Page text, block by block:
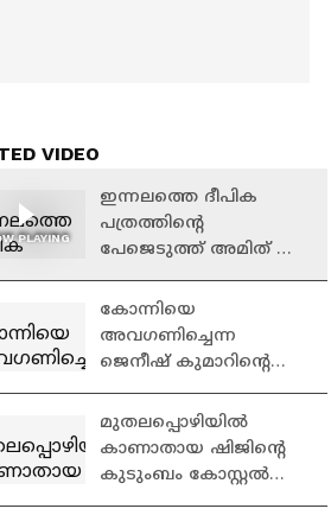
VIDEO
PLAYING
ഇന്നലത്തെ ദീപിക
പത്രത്തിൻ്റെ
പേജെടുത്ത് അമിത് ഷാ
ഞാനെന്ത് മറുപടി
പറയും?: ഷോൺ
ജോർജ്
കോന്നിയെ
അവഗണിച്ചെന്ന
ജെനീഷ് കുമാറിൻ്റെ
വിഷ്ണുനാഥിൻ്റെ
മുതലപ്പൊഴിയിൽ
കാണാതായ ഷിജിൻ്റെ
കുടുംബം കോസ്റ്റൽ